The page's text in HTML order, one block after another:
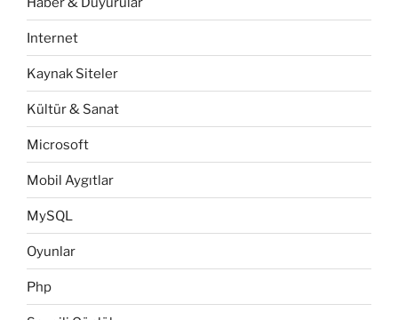
Internet
Kaynak Siteler
Kültür & Sanat
Microsoft
Mobil Aygıtlar
MySQL
Oyunlar
Php